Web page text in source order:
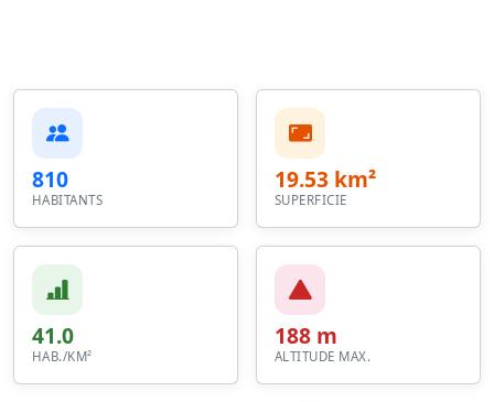
810
HABITANTS
19.53 km²
SUPERFICIE
41.0
HAB./KM²
188 m
ALTITUDE MAX.